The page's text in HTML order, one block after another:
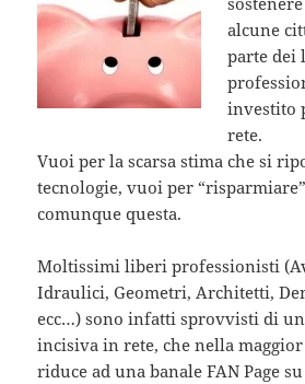
alcune
parte dei
investito
rete.
Vuoi per la scarsa stima che si
tecnologie, vuoi per
comunque questa.
Moltissimi liberi professionisti
Idraulici, Geometri, Architetti,
ecc…) sono infatti sprovvisti di
incisiva in rete, che nella
riduce ad una banale FAN Page